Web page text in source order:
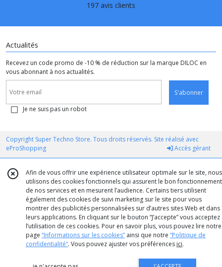
197 avis clients
Actualités
Recevez un code promo de -10 % de réduction sur la marque DILOC en
vous abonnant à nos actualités.
S'abonner
Je ne suis pas un robot
Copyright Super Techno Store. Tous droits réservés. Site réalisé avec
eProShopping
Accès gérant
Afin de vous offrir une expérience utilisateur optimale sur le site, nous
utilisons des cookies fonctionnels qui assurent le bon fonctionnement
de nos services et en mesurent l’audience. Certains tiers utilisent
également des cookies de suivi marketing sur le site pour vous
montrer des publicités personnalisées sur d’autres sites Web et dans
leurs applications. En cliquant sur le bouton “J’accepte” vous acceptez
l’utilisation de ces cookies. Pour en savoir plus, vous pouvez lire notre
page “Informations sur les cookies” ainsi que notre “Politique de
confidentialité“. Vous pouvez ajuster vos préférences ici.